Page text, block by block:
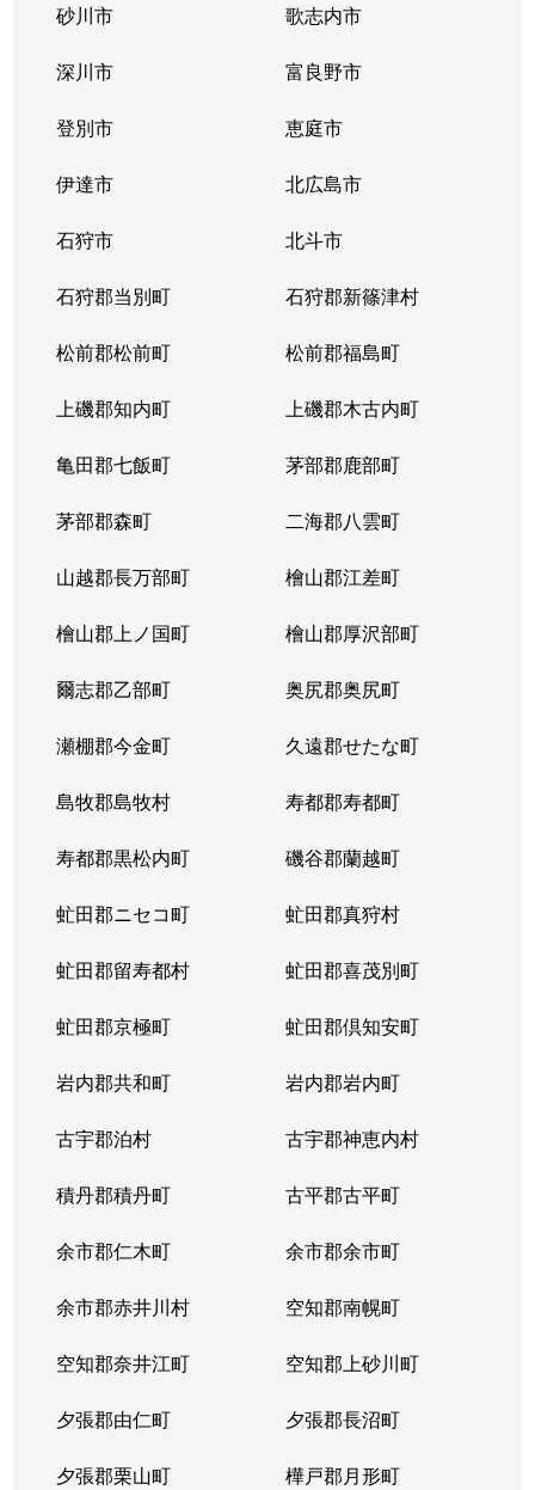
大谷地東
2,700万円
大谷地
大谷地東
2,400万円
大谷地
大谷地東
1,900万円
大谷地
大谷地東
1,900万円
大谷地
大谷地東
2,800万円
大谷地
大谷地東
2,400万円
大谷地
大谷地東
2,300万円
大谷地
大谷地東
2,100万円
大谷地
大谷地東
1,800万円
大谷地
大谷地東
大谷地
大谷地東
大谷地
砂川市 歌志内市
深川市 富良野市
登別市 恵庭市
伊達市 北広島市
石狩市 北斗市
石狩郡当別町 石狩郡新篠津村
松前郡松前町 松前郡福島町
上磯郡知内町 上磯郡木古内町
亀田郡七飯町 茅部郡鹿部町
茅部郡森町 二海郡八雲町
山越郡長万部町 檜山郡江差町
檜山郡上ノ国町 檜山郡厚沢部町
爾志郡乙部町 奥尻郡奥尻町
瀬棚郡今金町 久遠郡せたな町
島牧郡島牧村 寿都郡寿都町
寿都郡黒松内町 磯谷郡蘭越町
虻田郡ニセコ町 虻田郡真狩村
虻田郡留寿都村 虻田郡喜茂別町
虻田郡京極町 虻田郡倶知安町
岩内郡共和町 岩内郡岩内町
古宇郡泊村 古宇郡神恵内村
積丹郡積丹町 古平郡古平町
余市郡仁木町 余市郡余市町
余市郡赤井川村 空知郡南幌町
空知郡奈井江町 空知郡上砂川町
夕張郡由仁町 夕張郡長沼町
夕張郡栗山町 樺戸郡月形町